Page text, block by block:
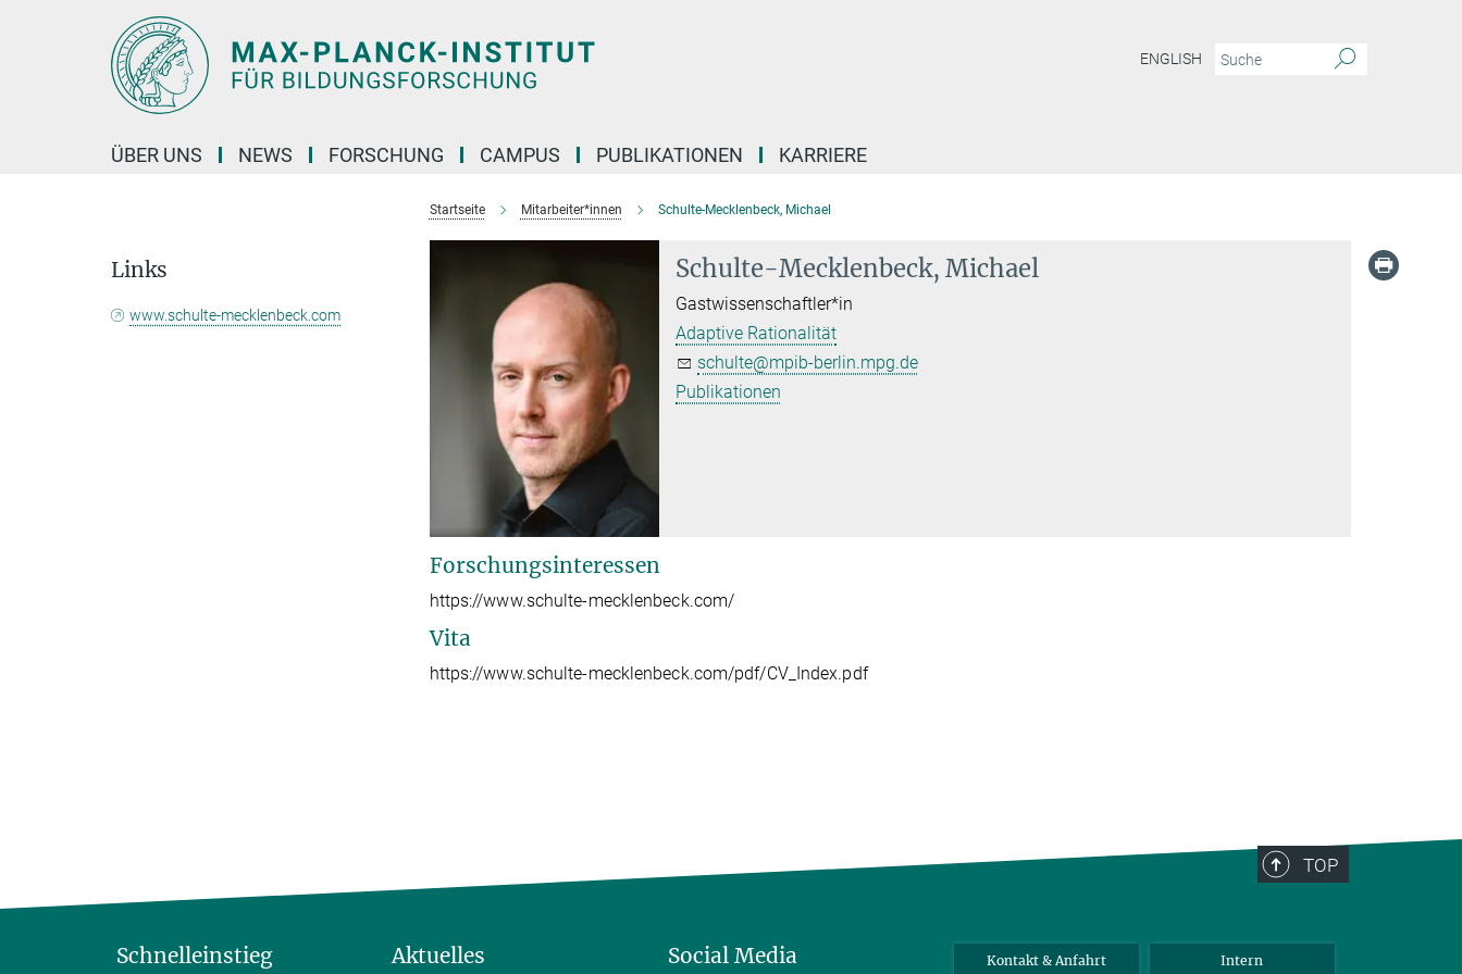
ENGLISH
ÜBER UNS NEWS FORSCHUNG CAMPUS PUBLIKATIONEN KARRIERE
Startseite Mitarbeiter*innen Schulte-Mecklenbeck, Michael
Schulte-Mecklenbeck, Michael
Gastwissenschaftler*in
Adaptive Rationalität
schulte@mpib-berlin.mpg.de
Publikationen
Forschungsinteressen
https://www.schulte-mecklenbeck.com/
Vita
https://www.schulte-mecklenbeck.com/pdf/CV_Index.pdf
Links
www.schulte-mecklenbeck.com
TOP
Schnelleinstieg Aktuelles Social Media Kontakt & Anfahrt Intern